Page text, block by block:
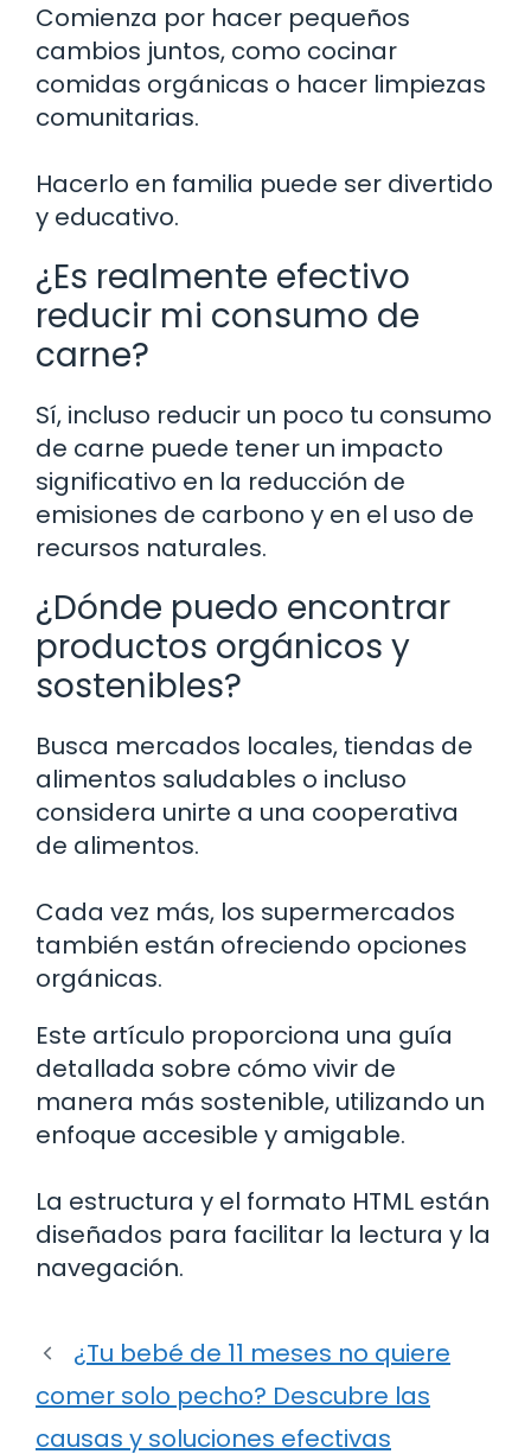
Comienza por hacer pequeños
cambios juntos, como cocinar
comidas orgánicas o hacer limpiezas
comunitarias.
Hacerlo en familia puede ser divertido
y educativo.
¿Es realmente efectivo
reducir mi consumo de
carne?
Sí, incluso reducir un poco tu consumo
de carne puede tener un impacto
significativo en la reducción de
emisiones de carbono y en el uso de
recursos naturales.
¿Dónde puedo encontrar
productos orgánicos y
sostenibles?
Busca mercados locales, tiendas de
alimentos saludables o incluso
considera unirte a una cooperativa
de alimentos.
Cada vez más, los supermercados
también están ofreciendo opciones
orgánicas.
Este artículo proporciona una guía
detallada sobre cómo vivir de
manera más sostenible, utilizando un
enfoque accesible y amigable.
La estructura y el formato HTML están
diseñados para facilitar la lectura y la
navegación.
¿Tu bebé de 11 meses no quiere
comer solo pecho? Descubre las
causas y soluciones efectivas